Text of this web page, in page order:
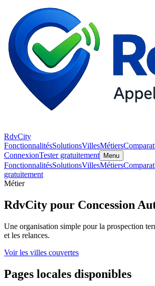
RdvCity
FonctionnalitésSolutionsVillesMétiers
ConnexionTester gratuitement Menu
FonctionnalitésSolutionsVillesMétiers
gratuitement
Métier
RdvCity pour Concession
Une organisation simple pour la prospection
et les relances.
Voir les villes couvertes
Pages locales disponibles